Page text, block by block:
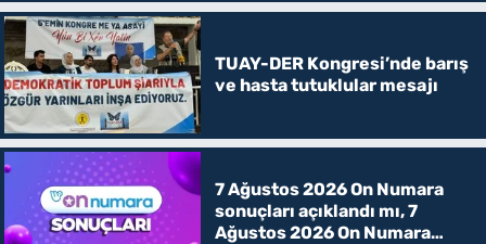
TUAY-DER Kongresi’nde barış
ve hasta tutuklular mesajı
7 Ağustos 2026 On Numara
sonuçları açıklandı mı, 7
Ağustos 2026 On Numara